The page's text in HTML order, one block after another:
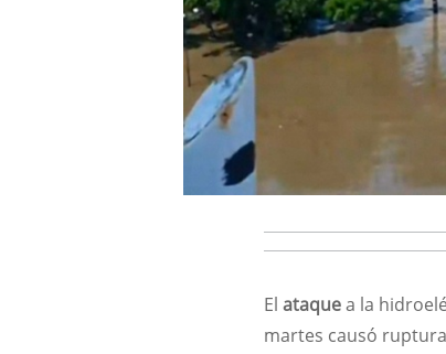
Elataquea la
martes causó